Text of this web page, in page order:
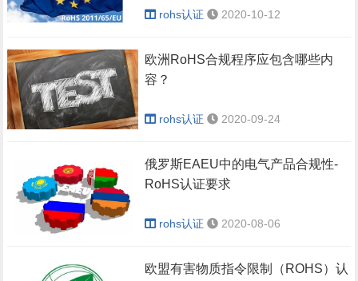
rohs认证 2020-10-12
欧洲RoHS合规程序应包含哪些内
容？
rohs认证 2020-09-24
俄罗斯EAEU中的电气产品合规性-
RoHS认证要求
rohs认证 2020-08-06
欧盟有害物质指令限制（ROHS）认